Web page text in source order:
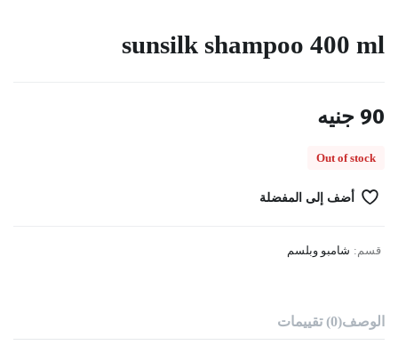
sunsilk shampoo 400 ml
90 جنيه
Out of stock
أضف إلى المفضلة
قسم: شامبو وبلسم
الوصف(0) تقييمات